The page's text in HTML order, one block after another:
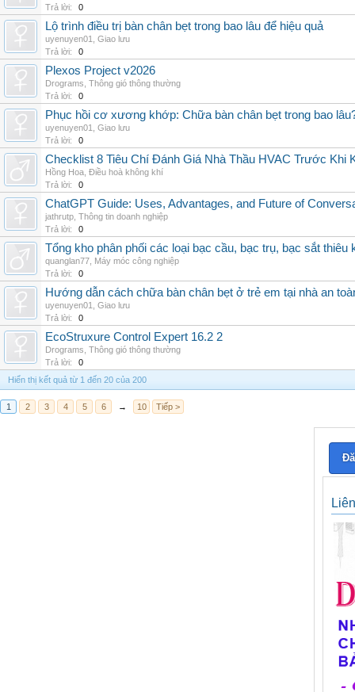
Trả lời:
0
Lộ trình điều trị bàn chân bẹt trong bao lâu để hiệu quả
uyenuyen01
Giao lưu
Trả lời:
0
Plexos Project v2026
Drograms Thông gió thông thường
Trả lời:
0
Phục hồi cơ xương khớp: Chữa bàn chân bẹt trong bao
uyenuyen01
Giao lưu
Trả lời:
0
Checklist 8 Tiêu Chí Đánh Giá Nhà Thầu HVAC Trước Khi
Hồng Hoa Điều hoà không khí
Trả lời:
0
ChatGPT Guide: Uses, Advantages, and Future of
jathrutp Thông tin doanh nghiệp
Trả lời:
0
Tổng kho phân phối các loại bạc cầu, bạc trụ, bạc sắt thiêu
quanglan77 Máy móc công nghiệp
Trả lời:
0
Hướng dẫn cách chữa bàn chân bẹt ở trẻ em tại nhà an
uyenuyen01
Giao lưu
Trả lời:
0
EcoStruxure Control Expert 16.2 2
Drograms Thông gió thông thường
Trả lời:
0
Hiển thị kết quả từ 1 đến 20 của 200
1 2 3 4 5 6 → 10 Tiếp >